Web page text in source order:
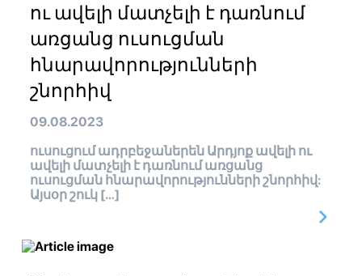
ու ավելի մատչելի է դառնում
առցանց ուսուցման
հնարավորությունների
շնորհիվ
09.08.2023
ուսուցում ադրբեջաներեն Արդյոք ավելի ու
ավելի մատչելի է դառնում առցանց
ուսուցման հնարավորությունների շնորհիվ:
Այսօր շուկ […]